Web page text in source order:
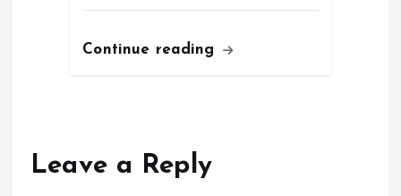
Continue reading
Leave a Reply